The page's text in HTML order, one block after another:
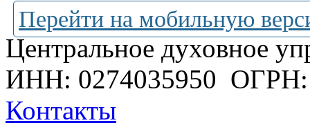
Перейти на мобильную
Центральное духовное
ИНН: 0274035950 ОГРН:
Контакты